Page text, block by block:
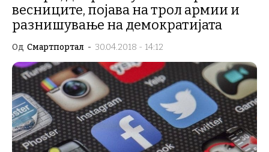
весниците, појава на трол армии и
разнишување на демократијата
Од Смартпортал - 30.04.2018 - 14:12